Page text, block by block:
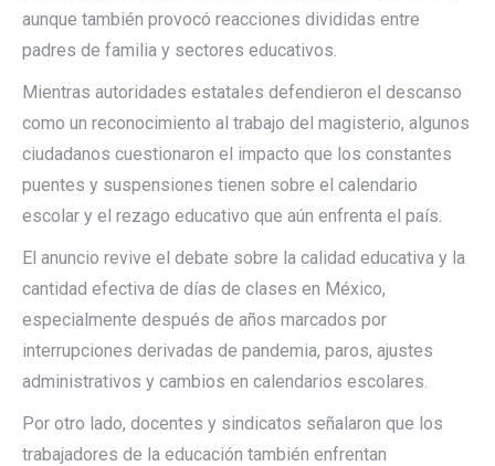
aunque también provocó reacciones divididas entre
padres de familia y sectores educativos.
Mientras autoridades estatales defendieron el descanso
como un reconocimiento al trabajo del magisterio, algunos
ciudadanos cuestionaron el impacto que los constantes
puentes y suspensiones tienen sobre el calendario
escolar y el rezago educativo que aún enfrenta el país.
El anuncio revive el debate sobre la calidad educativa y la
cantidad efectiva de días de clases en México,
especialmente después de años marcados por
interrupciones derivadas de pandemia, paros, ajustes
administrativos y cambios en calendarios escolares.
Por otro lado, docentes y sindicatos señalaron que los
trabajadores de la educación también enfrentan